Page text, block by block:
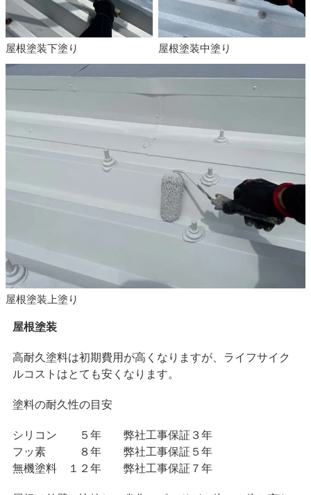
屋根塗装下塗り 屋根塗装中塗り
屋根塗装上塗り
屋根塗装
高耐久塗料は初期費用が高くなりますが、ライフサイク
ルコストはとても安くなります。
塗料の耐久性の目安
シリコン ５年 弊社工事保証３年
フッ素 ８年 弊社工事保証５年
無機塗料 １２年 弊社工事保証７年